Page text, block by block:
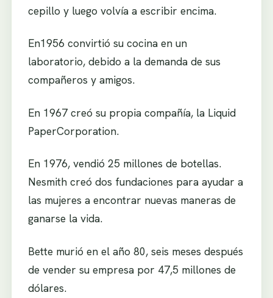
cepillo y luego volvía a escribir encima.
En1956 convirtió su cocina en un
laboratorio, debido a la demanda de sus
compañeros y amigos.
En 1967 creó su propia compañía, la Liquid
PaperCorporation.
En 1976, vendió 25 millones de botellas.
Nesmith creó dos fundaciones para ayudar a
las mujeres a encontrar nuevas maneras de
ganarse la vida.
Bette murió en el año 80, seis meses después
de vender su empresa por 47,5 millones de
dólares.